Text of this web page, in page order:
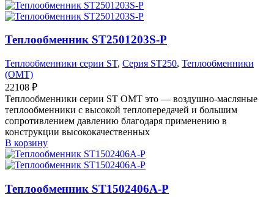
Теплообменник ST2501203S-P
Теплообменники серии ST, Серия ST250, Теплообменники
(OMT)
22108 ₽
Теплообменники серии ST OMT это — воздушно-масляные
теплообменники с высокой теплопередачей и большим
сопротивлением давлению благодаря применению в
конструкции высококачественных
В корзину
Теплообменник ST1502406A-P